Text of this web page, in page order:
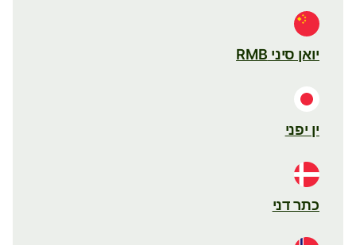
יואן סיני RMB
ין יפני
כתר דני